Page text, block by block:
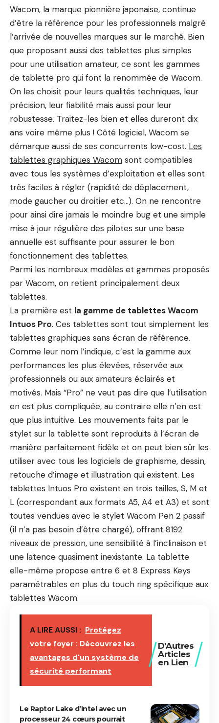
Wacom, la marque pionnière japonaise, continue
d’être la référence pour les professionnels malgré
l’arrivée de nouvelles marques sur le marché. Bien
que proposant aussi des tablettes plus simples
pour une utilisation amateur, ce sont les gammes
de tablette pro qui font la renommée de Wacom.
On les choisit pour leurs qualités techniques, leur
précision, leur fiabilité mais aussi pour leur
robustesse. Traitez-les bien et elles dureront dix
ans voire même plus ! Côté logiciel, Wacom se
démarque aussi de ses concurrents low-cost. Les
tablettes graphiques Wacom sont compatibles
avec tous les systèmes d’exploitation et elles sont
très faciles à régler (rapidité de déplacement,
mode gaucher ou droitier etc…). On ne rencontre
pour ainsi dire jamais le moindre bug et une simple
mise à jour régulière des pilotes sur une base
annuelle est suffisante pour assurer le bon
fonctionnement des tablettes.
Parmi les nombreux modèles et gammes proposés
par Wacom, on retient principalement deux
tablettes.
La première est la gamme de tablettes Wacom
Intuos Pro. Ces tablettes sont tout simplement les
tablettes graphiques sans écran de référence.
Comme leur nom l’indique, c’est la gamme aux
performances les plus élevées, réservée aux
professionnels ou aux amateurs éclairés et
motivés. Mais “Pro” ne veut pas dire que l’utilisation
en est plus compliquée, au contraire elle n’en est
que plus intuitive. Les mouvements faits par le
stylet sur la tablette sont reproduits à l’écran de
manière parfaitement fidèle et on peut bien sûr les
utiliser avec tous les logiciels de graphisme, dessin,
retouche d’image et illustration qui existent. Les
tablettes Intuos Pro existent en trois tailles, S, M et
L (correspondant aux formats A5, A4 et A3) et sont
toutes vendues avec le stylet Wacom Pen 2 passif
(il n’a pas besoin d’être chargé), offrant 8192
niveaux de pression, une sensibilité à l’inclinaison et
une latence quasiment inexistante. La tablette
elle-même propose entre 6 et 8 Express Keys
paramétrables en plus du touch ring spécifique aux
tablettes Wacom.
A LIRE AUSSI : Protégez
votre foyer : Découvrez les
avantages d'un système de
sécurité performant
D'Autres
Articles
en Lien
Le Raptor Lake d’Intel avec un
processeur 24 cœurs pourrait